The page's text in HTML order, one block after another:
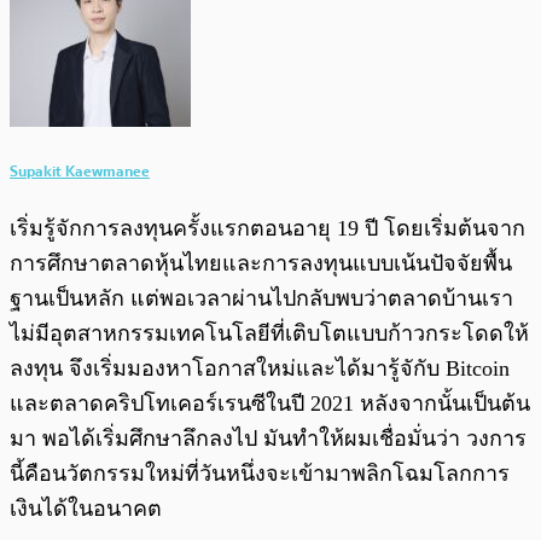
Supakit Kaewmanee
เริ่มรู้จักการลงทุนครั้งแรกตอนอายุ 19 ปี โดยเริ่มต้นจาก
การศึกษาตลาดหุ้นไทยและการลงทุนแบบเน้นปัจจัยพื้น
ฐานเป็นหลัก แต่พอเวลาผ่านไปกลับพบว่าตลาดบ้านเรา
ไม่มีอุตสาหกรรมเทคโนโลยีที่เติบโตแบบก้าวกระโดดให้
ลงทุน จึงเริ่มมองหาโอกาสใหม่และได้มารู้จักับ Bitcoin
และตลาดคริปโทเคอร์เรนซีในปี 2021 หลังจากนั้นเป็นต้น
มา พอได้เริ่มศึกษาลึกลงไป มันทำให้ผมเชื่อมั่นว่า วงการ
นี้คือนวัตกรรมใหม่ที่วันหนึ่งจะเข้ามาพลิกโฉมโลกการ
เงินได้ในอนาคต